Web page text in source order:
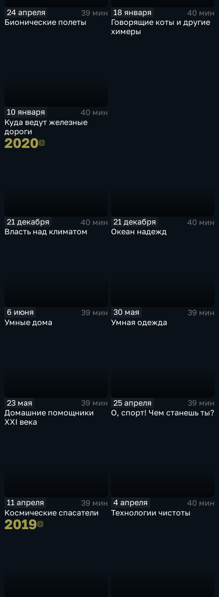
24 апреля
39 мин
Бионические полеты
18 января
40 мин
Говорящие коты и другие
химеры
10 января
40 мин
Куда ведут железные
дороги
20202020
21 декабря
40 мин
Власть над климатом
21 декабря
40 мин
Океан надежд
6 июня
39 мин
Умные дома
30 мая
39 мин
Умная одежда
23 мая
39 мин
Домашние помощники
ХХI века
25 апреля
39 мин
О, спорт! Чем станешь ты?
11 апреля
39 мин
Космические спасатели
4 апреля
40 мин
Технологии чистоты
20192019